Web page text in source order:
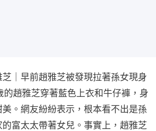
｜早前趙雅芝被發現拉著孫女現身
的趙雅芝穿著藍色上衣和牛仔褲，身
。網友紛紛表示，根本看不出是孫
富太太帶著女兒。事實上，趙雅芝